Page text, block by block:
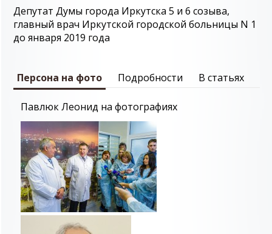
Депутат Думы города Иркутска 5 и 6 созыва,
главный врач Иркутской городской больницы N 1
до января 2019 года
Персона на фото Подробности В статьях
Павлюк Леонид на фотографиях